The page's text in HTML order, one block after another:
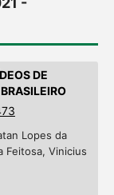
DE
Lopes da
Feitosa, Vinicius